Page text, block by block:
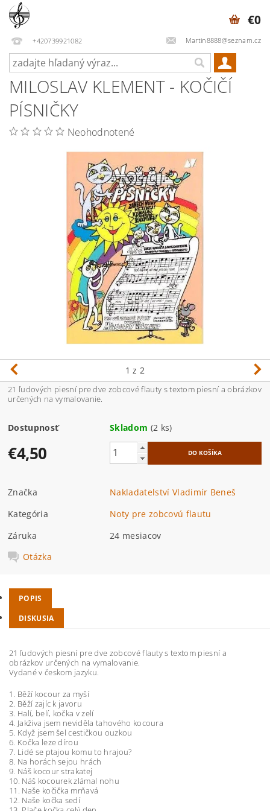
+420739921082 Martin8888@seznam.cz
€0
MILOSLAV KLEMENT - KOČIČÍ
PÍSNIČKY
Neohodnotené
1 z 2
21 ľudových piesní pre dve zobcové flauty s textom piesní a obrázkov
určených na vymalovanie.
Dostupnosť Skladom (2 ks)
€4,50
Značka
Nakladatelství Vladimír Beneš
Kategória
Noty pre zobcovú flautu
Záruka
24 mesiacov
Otázka
POPIS
DISKUSIA
21 ľudových piesní pre dve zobcové flauty s textom piesní a
obrázkov určených na vymalovanie.
Vydané v českom jazyku.
1. Běží kocour za myší
2. Běží zajíc k javoru
3. Halí, belí, kočka v zelí
4. Jakživa jsem neviděla tahového kocoura
5. Když jsem šel cestičkou ouzkou
6. Kočka leze dírou
7. Lidé se ptajou komu to hrajou?
8. Na horách sejou hrách
9. Náš kocour strakatej
10. Náš kocourek zlámal nohu
11. Naše kočička mrňavá
12. Naše kočka sedí